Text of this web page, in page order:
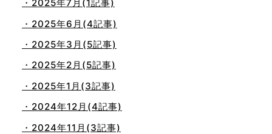
・2025年7月(1記事)
・2025年6月(4記事)
・2025年3月(5記事)
・2025年2月(5記事)
・2025年1月(3記事)
・2024年12月(4記事)
・2024年11月(3記事)